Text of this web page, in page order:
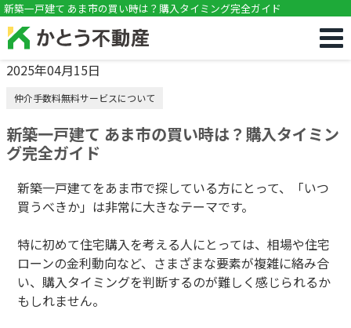
!DOCTYPE html>
新築一戸建て あま市の買い時は？購入タイミング完全ガイド
2025年04月15日
仲介手数料無料サービスについて
新築一戸建て あま市の買い時は？購入タイミン
グ完全ガイド
新築一戸建てをあま市で探している方にとって、「いつ
買うべきか」は非常に大きなテーマです。
特に初めて住宅購入を考える人にとっては、相場や住宅
ローンの金利動向など、さまざまな要素が複雑に絡み合
い、購入タイミングを判断するのが難しく感じられるか
もしれません。